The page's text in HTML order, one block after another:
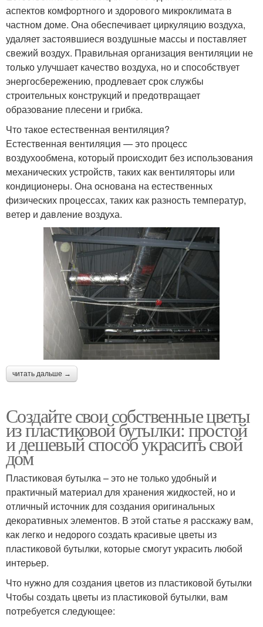
аспектов комфортного и здорового микроклимата в
частном доме. Она обеспечивает циркуляцию воздуха,
удаляет застоявшиеся воздушные массы и поставляет
свежий воздух. Правильная организация вентиляции не
только улучшает качество воздуха, но и способствует
энергосбережению, продлевает срок службы
строительных конструкций и предотвращает
образование плесени и грибка.
Что такое естественная вентиляция?
Естественная вентиляция — это процесс
воздухообмена, который происходит без использования
механических устройств, таких как вентиляторы или
кондиционеры. Она основана на естественных
физических процессах, таких как разность температур,
ветер и давление воздуха.
читать дальше →
Создайте свои собственные цветы
из пластиковой бутылки: простой
и дешевый способ украсить свой
дом
Пластиковая бутылка – это не только удобный и
практичный материал для хранения жидкостей, но и
отличный источник для создания оригинальных
декоративных элементов. В этой статье я расскажу вам,
как легко и недорого создать красивые цветы из
пластиковой бутылки, которые смогут украсить любой
интерьер.
Что нужно для создания цветов из пластиковой бутылки
Чтобы создать цветы из пластиковой бутылки, вам
потребуется следующее: